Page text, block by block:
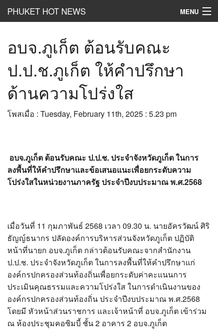
PHUKET HOT NEWS MENU
Hot Clip
Hot List
Hot Gossip
HotBusiness
HotHealth and Beauty
PR News
?>
อบจ.ภูเก็ต ต้อนรับคณะ
ป.ป.ช.ภูเก็ต ให้คำปรึกษา
ด้านความโปร่งใส
โพสเมื่อ : Tuesday, February 11th, 2025 : 5.23 pm
อบจ.ภูเก็ต ต้อนรับคณะ ป.ป.ช. ประจำจังหวัดภูเก็ต ในการ
ลงพื้นที่ให้คำปรึกษาและข้อเสนอแนะเพื่อยกระดับความ
โปร่งใสในหน่วยงานภาครัฐ ประจำปีงบประมาณ พ.ศ.2568
เมื่อวันที่ 11 กุมภาพันธ์ 2568 เวลา 09.30 น. นายอัครวัฒน์ ศิริ
ธัญญ์ธนากร ปลัดองค์การบริหารส่วนจังหวัดภูเก็ต ปฏิบัติ
หน้าที่นายก อบจ.ภูเก็ต กล่าวต้อนรับคณะจากสำนักงาน
ป.ป.ช. ประจำจังหวัดภูเก็ต ในการลงพื้นที่ให้คำปรึกษาแก่
องค์กรปกครองส่วนท้องถิ่นเพื่อยกระดับค่าคะแนนการ
ประเมินคุณธรรมและความโปร่งใส ในการดำเนินงานของ
องค์กรปกครองส่วนท้องถิ่น ประจำปีงบประมาณ พ.ศ.2568
โดยมี หัวหน้าส่วนราชการ และเจ้าหน้าที่ อบจ.ภูเก็ต เข้าร่วม
ณ ห้องประชุมคอซิมบี้ ชั้น 2 อาคาร 2 อบจ.ภูเก็ต